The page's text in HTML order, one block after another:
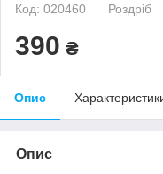
Код: 020460
Роздріб
390 ₴
Опис
Опис